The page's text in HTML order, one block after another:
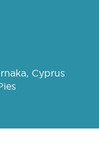
Cyprus